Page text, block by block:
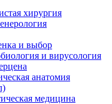
хирургия
и выбор
и вирусология
анатомия
медицина